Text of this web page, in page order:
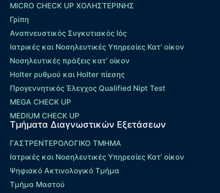
MICRO CHECK UP ΧΟΛΗΣΤΕΡΙΝΗΣ
Γρίπη
Αναπνευστικός Συγκυτιακός Ιός
Ιατρικές και Νοσηλευτικές Υπηρεσίες Κατ’ οίκον
Νοσηλευτικές πράξεις κατ’ οίκον
Holter ρυθμού και Holter πίεσης
Προγεννητικός Έλεγχος Qualified Nipt Test
MEGA CHECK UP
MEDIUM CHECK UP
Τμήματα Διαγνωστικών Εξετάσεων
ΓΑΣΤΡΕΝΤΕΡΟΛΟΓΙΚΟ ΤΜΗΜΑ
Ιατρικές και Νοσηλευτικές Υπηρεσίες Κατ’ οίκον
Ψηφιακό Ακτινολογικό Τμήμα
Τμήμα Μαστού